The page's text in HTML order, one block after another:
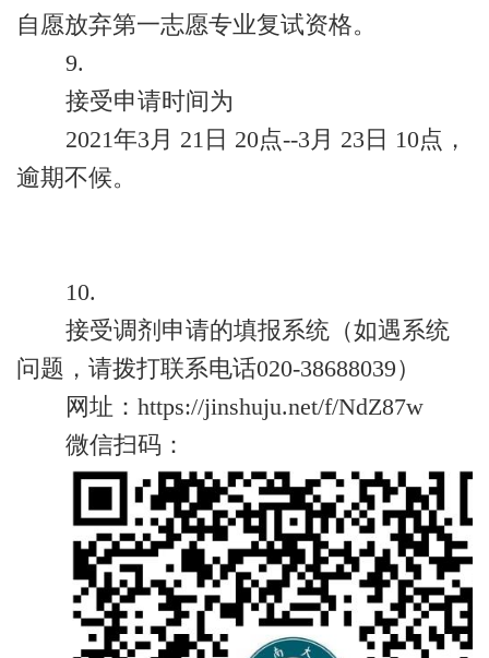
自愿放弃第一志愿专业复试资格。
9.
接受申请时间为
2021年3月 21日 20点--3月 23日 10点，
逾期不候。
10.
接受调剂申请的填报系统（如遇系统
问题，请拨打联系电话020-38688039）
网址：https://jinshuju.net/f/NdZ87w
微信扫码：